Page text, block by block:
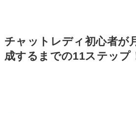
チャットレディ初心者が
成するまでの11ステップ